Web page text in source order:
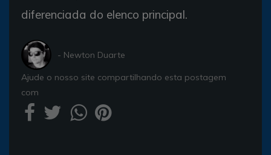
diferenciada do elenco principal.
- Newton Duarte
Ajude o nosso site compartilhando esta postagem
com